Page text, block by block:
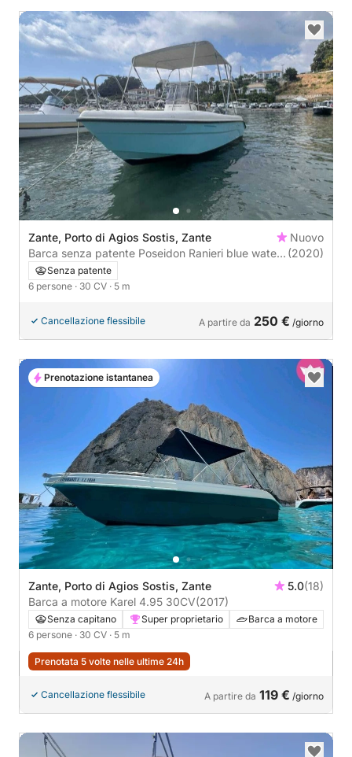
Zante, Porto di Agios Sostis, Zante
Nuovo
Barca senza patente Poseidon Ranieri blue water
170 30CV
(2020)
Senza patente
6 persone · 30 CV · 5 m
Cancellazione flessibile A partire da 250 € /giorno
Zante, Porto di Agios Sostis, Zante 5.0(18)
Barca a motore Karel 4.95 30CV(2017)
Senza capitano Super proprietario
Barca a motore
6 persone · 30 CV · 5 m
Prenotata 5 volte nelle ultime 24h
Cancellazione flessibile A partire da 119 € /giorno
Prenotazione istantanea